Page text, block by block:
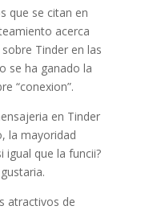
que se citan en
acerca
Tinder en las
se ha ganado la
“conexion”.
en Tinder
la mayoridad
igual que la funcii?
atractivos de